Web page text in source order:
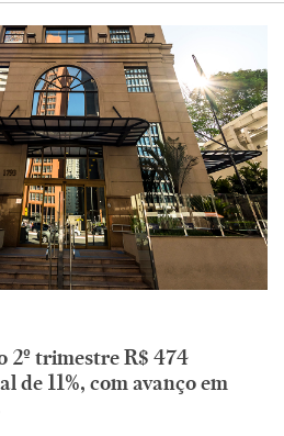
2º trimestre R$ 474
de 11%, com avanço em